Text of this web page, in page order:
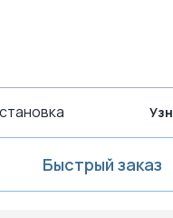
Быстрый заказ